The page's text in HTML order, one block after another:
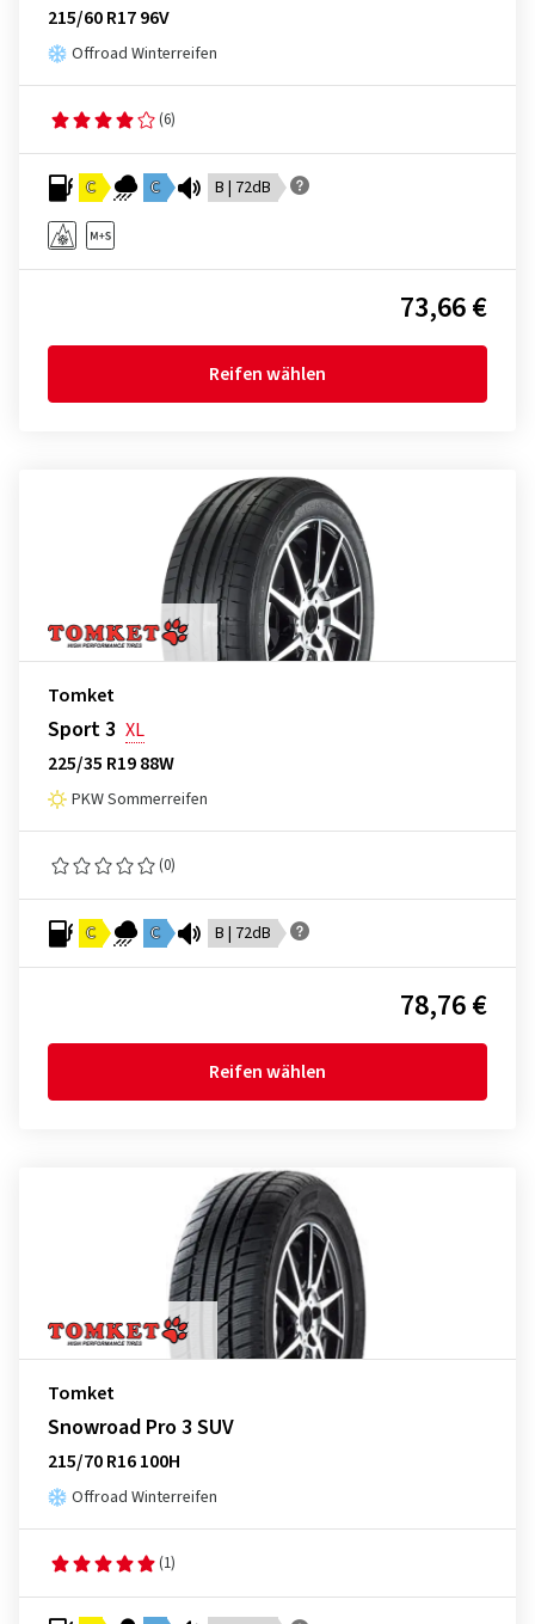
215/60 R17 96V
Offroad Winterreifen
(6)
C C B | 72dB
73,66 €
Reifen wählen
Tomket
Sport 3 XL
225/35 R19 88W
PKW Sommerreifen
(0)
C C B | 72dB
78,76 €
Reifen wählen
Tomket
Snowroad Pro 3 SUV
215/70 R16 100H
Offroad Winterreifen
(1)